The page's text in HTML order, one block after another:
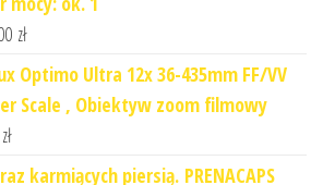
zł
Optimo Ultra 12x 36-435mm FF/VV
Scale , Obiektyw zoom filmowy
zł
karmiących piersią. PRENACAPS